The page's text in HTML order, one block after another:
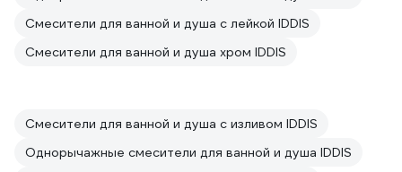
Смесители для ванной и душа с лейкой IDDIS
Смесители для ванной и душа хром IDDIS
Смесители для ванной и душа с изливом IDDIS
Однорычажные смесители для ванной и душа IDDIS